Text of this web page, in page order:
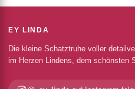
EY LINDA
Die kleine Schatztruhe voller
im Herzen Lindens, dem schönsten